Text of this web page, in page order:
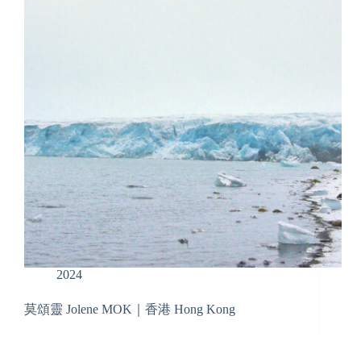
2024
莫頌靈 Jolene MOK｜香港 Hong Kong